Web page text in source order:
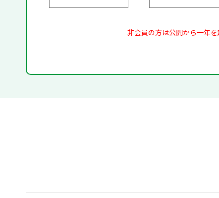
非会員の方は公開から一年